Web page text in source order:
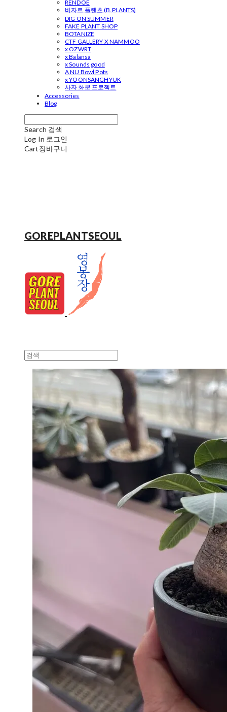
RENDOE
비자르 플랜츠 (B.PLANTS)
DIG ON SUMMER
FAKE PLANT SHOP
BOTANIZE
CTF GALLERY X NAMMOO
x OZWRT
x Balansa
x Sounds good
A NU Bowl Pots
x YOONSANGHYUK
사자 화분 프로젝트
Accessories
Blog
Search 검색
Log In 로그인
Cart장바구니
GOREPLANTSEOUL